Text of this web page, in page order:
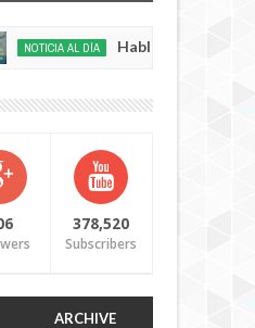
AL DÍA Habló con Dios: Hombre
378,520
Subscribers
ARCHIVE